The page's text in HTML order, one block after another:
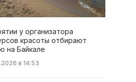
у организатора
красоты отбирают
на Байкале
в 14:53